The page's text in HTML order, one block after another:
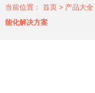
当前位置： 首页 > 产品大全
能化解决方案